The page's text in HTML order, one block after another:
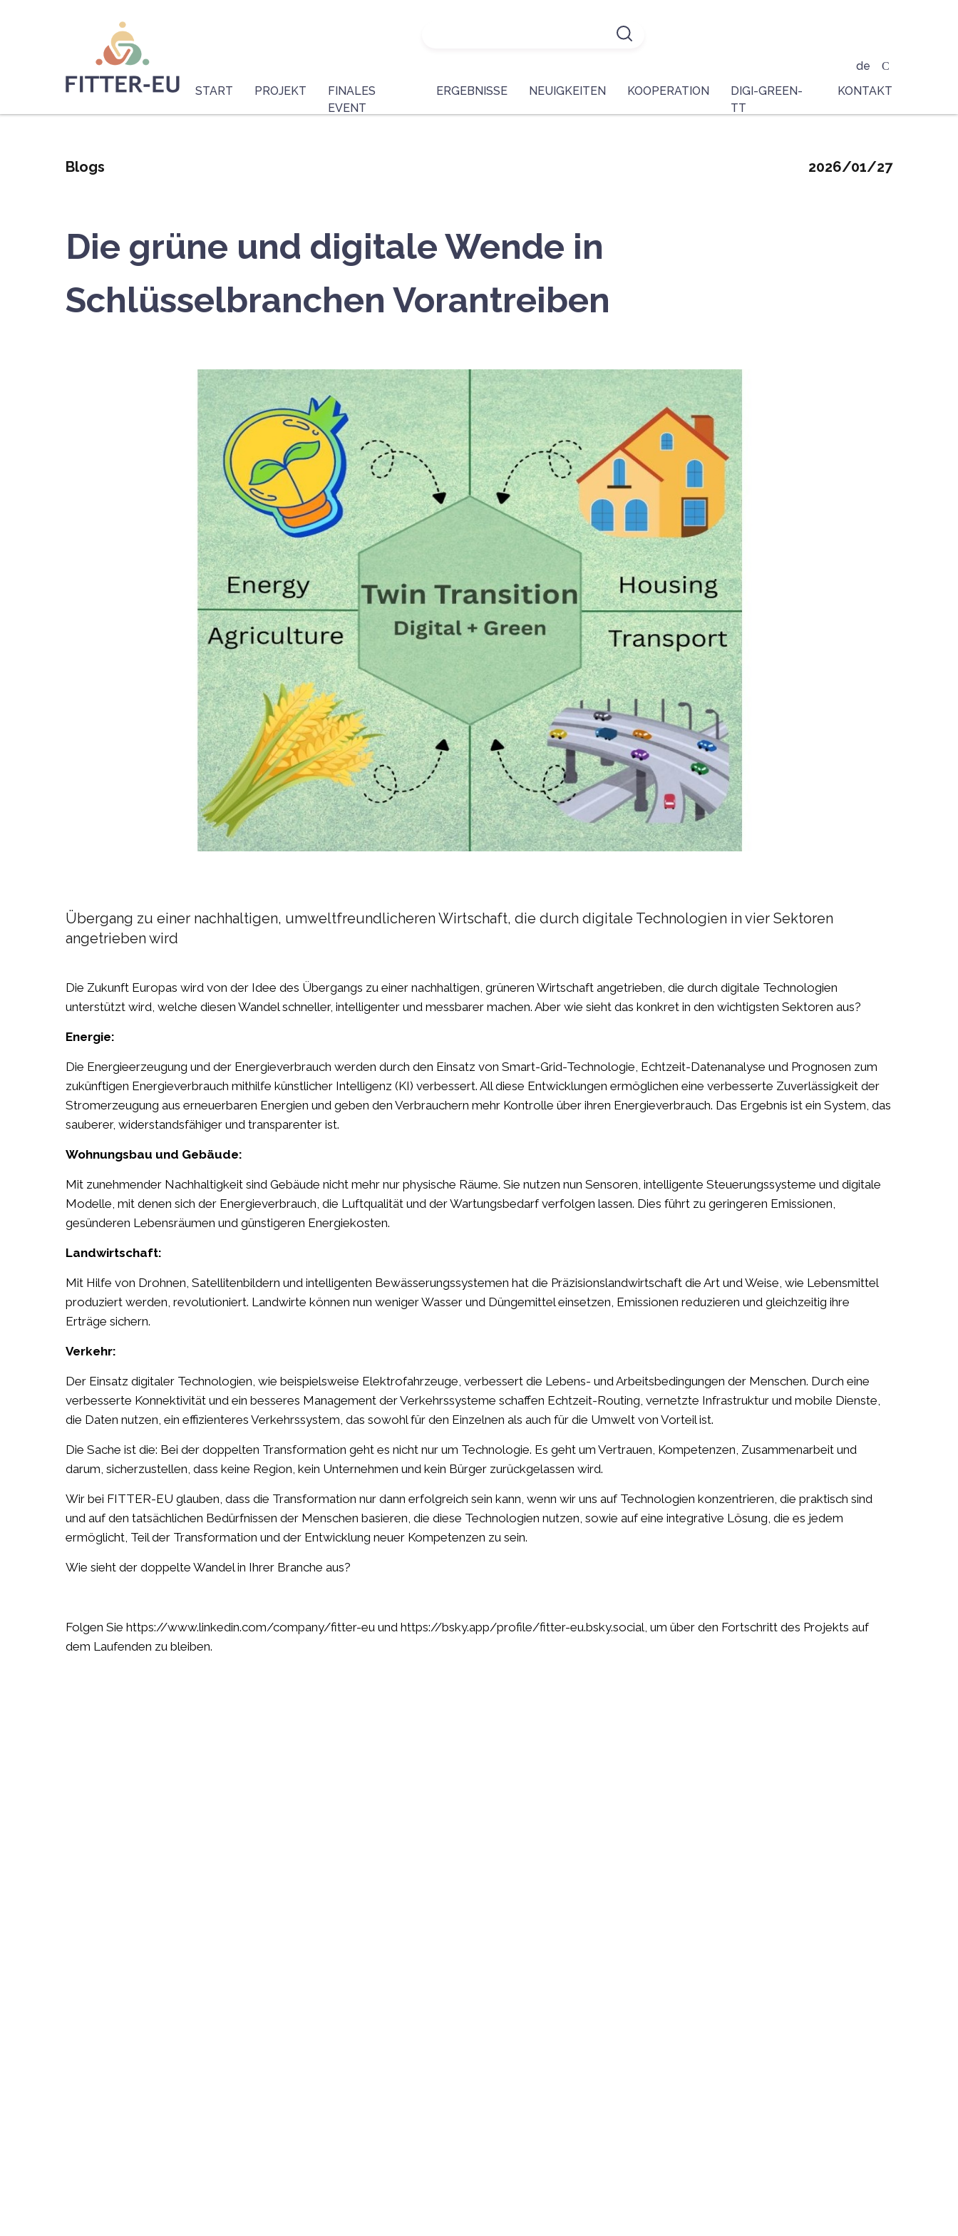
de
(DE-START PROJEKT
FINALES
EVENT
ERGEBNISSE NEUIGKEITEN KOOPERATION
DIGI-GREEN-
TT
KONTAKT
Blogs 2026/01/27
Die grüne und digitale Wende in
Schlüsselbranchen Vorantreiben
Übergang zu einer nachhaltigen, umweltfreundlicheren Wirtschaft, die durch digitale Technologien in vier Sektoren
angetrieben wird
Die Zukunft Europas wird von der Idee des Übergangs zu einer nachhaltigen, grüneren Wirtschaft angetrieben, die durch digitale Technologien
unterstützt wird, welche diesen Wandel schneller, intelligenter und messbarer machen. Aber wie sieht das konkret in den wichtigsten Sektoren aus?
Energie:
Die Energieerzeugung und der Energieverbrauch werden durch den Einsatz von Smart-Grid-Technologie, Echtzeit-Datenanalyse und Prognosen zum
zukünftigen Energieverbrauch mithilfe künstlicher Intelligenz (KI) verbessert. All diese Entwicklungen ermöglichen eine verbesserte Zuverlässigkeit der
Stromerzeugung aus erneuerbaren Energien und geben den Verbrauchern mehr Kontrolle über ihren Energieverbrauch. Das Ergebnis ist ein System, das
sauberer, widerstandsfähiger und transparenter ist.
Wohnungsbau und Gebäude:
Mit zunehmender Nachhaltigkeit sind Gebäude nicht mehr nur physische Räume. Sie nutzen nun Sensoren, intelligente Steuerungssysteme und digitale
Modelle, mit denen sich der Energieverbrauch, die Luftqualität und der Wartungsbedarf verfolgen lassen. Dies führt zu geringeren Emissionen,
gesünderen Lebensräumen und günstigeren Energiekosten.
Landwirtschaft:
Mit Hilfe von Drohnen, Satellitenbildern und intelligenten Bewässerungssystemen hat die Präzisionslandwirtschaft die Art und Weise, wie Lebensmittel
produziert werden, revolutioniert. Landwirte können nun weniger Wasser und Düngemittel einsetzen, Emissionen reduzieren und gleichzeitig ihre
Erträge sichern.
Verkehr:
Der Einsatz digitaler Technologien, wie beispielsweise Elektrofahrzeuge, verbessert die Lebens- und Arbeitsbedingungen der Menschen. Durch eine
verbesserte Konnektivität und ein besseres Management der Verkehrssysteme schaffen Echtzeit-Routing, vernetzte Infrastruktur und mobile Dienste,
die Daten nutzen, ein effizienteres Verkehrssystem, das sowohl für den Einzelnen als auch für die Umwelt von Vorteil ist.
Die Sache ist die: Bei der doppelten Transformation geht es nicht nur um Technologie. Es geht um Vertrauen, Kompetenzen, Zusammenarbeit und
darum, sicherzustellen, dass keine Region, kein Unternehmen und kein Bürger zurückgelassen wird.
Wir bei FITTER-EU glauben, dass die Transformation nur dann erfolgreich sein kann, wenn wir uns auf Technologien konzentrieren, die praktisch sind
und auf den tatsächlichen Bedürfnissen der Menschen basieren, die diese Technologien nutzen, sowie auf eine integrative Lösung, die es jedem
ermöglicht, Teil der Transformation und der Entwicklung neuer Kompetenzen zu sein.
Wie sieht der doppelte Wandel in Ihrer Branche aus?
Folgen Sie https://www.linkedin.com/company/fitter-eu und https://bsky.app/profile/fitter-eu.bsky.social, um über den Fortschritt des Projekts auf
dem Laufenden zu bleiben.